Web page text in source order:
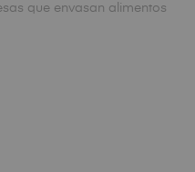
que envasan alimentos